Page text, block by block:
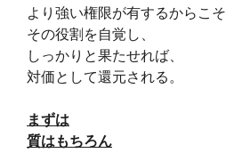
より強い権限が有するからこそ
その役割を自覚し、
しっかりと果たせれば、
対価として還元される。
まずは
質はもちろん